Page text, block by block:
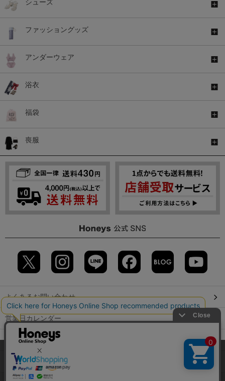
シューズ
ファッショングッズ
アンダーウェア
浴衣
福袋
喪服
よくあるお問い合わせ
営業日カレンダー
店舗検索
GLOBAL GUIDE（海外からご利用のお客様）
当サイトでは、サイトの利便性向上のため、クッキー(Cookie)を使
用しています。詳しくは「
」をご覧くださ